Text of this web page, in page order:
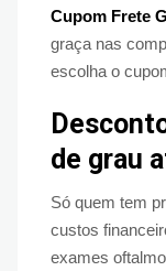
Cupom Frete
graça nas
escolha o
de grau
Só quem tem
custos
exames